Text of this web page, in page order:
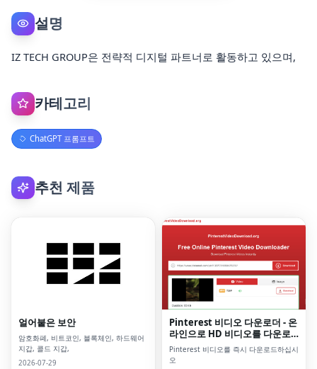
설명
IZ TECH GROUP은 전략적 디지털 파트너로 활동하고 있으며,
카테고리
ChatGPT 프롬프트
추천 제품
얼어붙은 보안
암호화폐, 비트코인, 블록체인, 하드웨어
지갑, 콜드 지갑,
2026-07-29
Pinterest 비디오 다운로더 - 온
라인으로 HD 비디오를 다운로
드하십시오
Pinterest 비디오를 즉시 다운로드하십시
오